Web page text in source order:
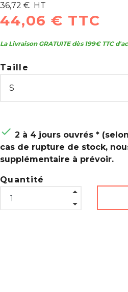
36,72 € HT
44,06 € TTC
La Livraison GRATUITE dès 199€ TTC
Taille
 2 à 4 jours ouvrés *
cas de rupture de stock,
supplémentaire à prévoir.
Quantité